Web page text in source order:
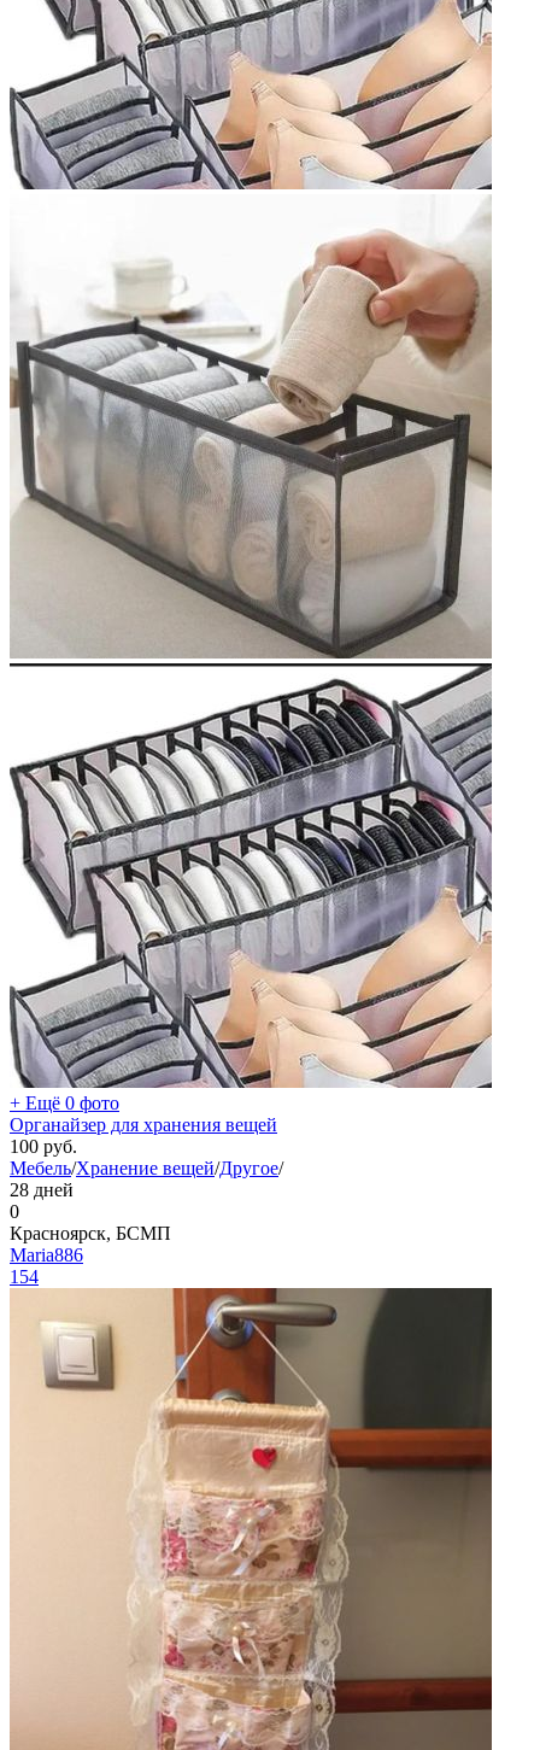
+ Ещё 0 фото
Органайзер для хранения вещей
100 руб.
Мебель/Хранение вещей/Другое/
28 дней
0
Красноярск, БСМП
Maria886
154